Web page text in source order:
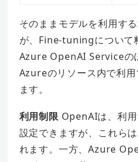
そのままモデルを利用す
が、Fine-tuningについて
Azure OpenAI Serviceの
Azureのリソース内で利
ます。
利用制限OpenAIは、利用
設定できますが、これら
れます。一方、Azure